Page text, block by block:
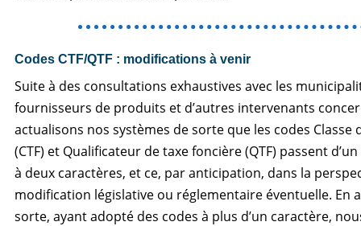
Codes CTF/QTF : modifications à venir
Suite à des consultations exhaustives avec les
fournisseurs de produits et d’autres intervenants
actualisons nos systèmes de sorte que les codes Classe
(CTF) et Qualificateur de taxe foncière (QTF) passent
à deux caractères, et ce, par anticipation, dans la
modification législative ou réglementaire éventuelle. En
sorte, ayant adopté des codes à plus d’un caractère,